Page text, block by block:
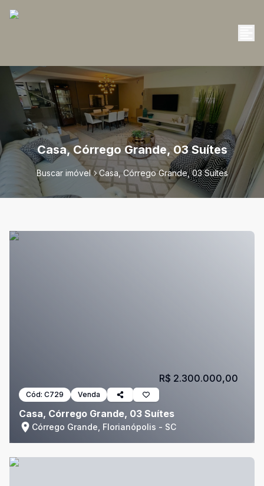
Casa, Córrego Grande, 03 Suítes
Buscar imóvel Casa, Córrego Grande, 03 Suítes
Cód: C729 Venda
Casa, Córrego Grande, 03 Suítes
Córrego Grande, Florianópolis - SC
R$ 2.300.000,00